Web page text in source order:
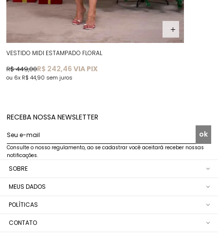
VESTIDO MIDI ESTAMPADO FLORAL
R$ 242,46 VIA PIX
R$ 449,00
6x R$ 44,90 sem juros
RECEBA NOSSA NEWSLETTER
Seu e-mail ok
Consulte o nosso regulamento, ao se cadastrar você aceitará receber nossas
notificações.
SOBRE
MEUS DADOS
POLÍTICAS
CONTATO